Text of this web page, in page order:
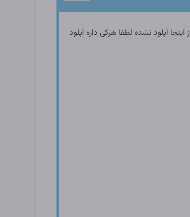
آپلود نشده لطفا هرکی داره آپلود